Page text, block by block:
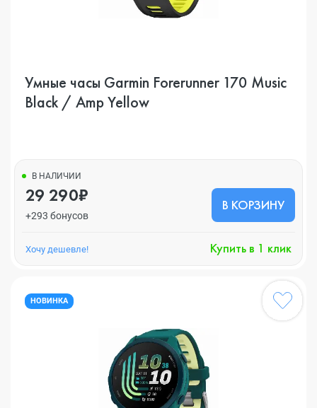
Умные часы Garmin Forerunner 170 Music
Black / Amp Yellow
В НАЛИЧИИ
29 290₽
+293 бонусов
В КОРЗИНУ
Хочу дешевле! Купить в 1 клик
НОВИНКА